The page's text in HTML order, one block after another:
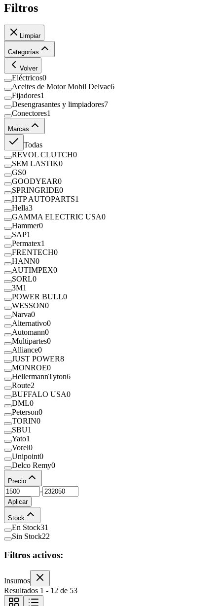
Filtros
Limpiar
Categorías
Volver
Eléctricos0
Aceites de Motor Mobil Delvac6
Fijadores1
Desengrasantes y limpiadores7
Conectores1
Marcas
Todas
REVOL CLUTCH0
SEM LASTIK0
GS0
GOODYEAR0
SPRINGRIDE0
HTP AUTOPARTS1
Hella3
GAMMA ELECTRIC USA0
Hammer0
SAP1
Permatex1
FRENTECH0
HANN0
AUTIMPEX0
SORL0
3M1
POWER BULL0
WESSON0
Narva0
Alternativo0
Automann0
Multipartes0
Alliance0
JUST POWER8
MONROE0
HellermannTyton6
Route2
BUFFALO USA0
DML0
Peterson0
TORIN0
SBU1
Yato1
Vorel0
Unipoint0
Delco Remy0
Precio
-
Aplicar
Stock
En Stock31
Sin Stock22
Filtros activos:
Insumos
Resultados 1 - 12 de 53